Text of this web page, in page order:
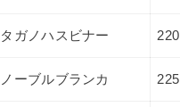
タガノハスビナー 220
ノーブルブランカ 225